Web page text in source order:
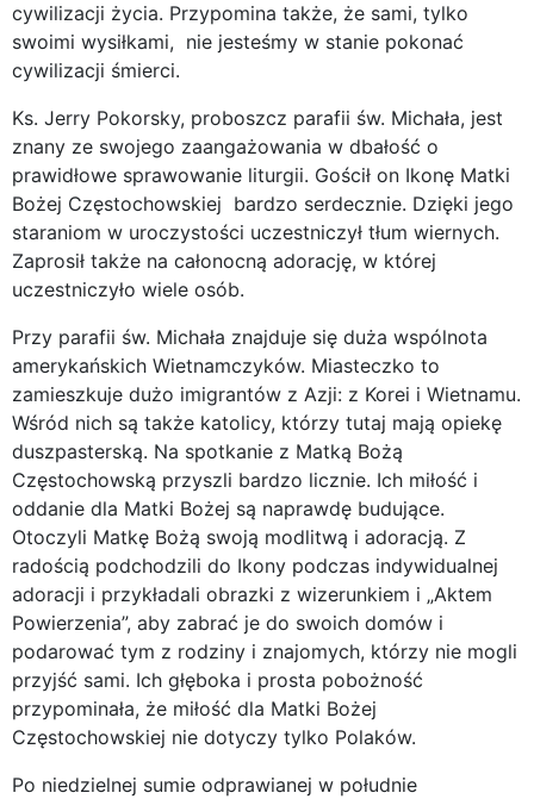
cywilizacji życia. Przypomina także, że sami, tylko
swoimi wysiłkami, nie jesteśmy w stanie pokonać
cywilizacji śmierci.
Ks. Jerry Pokorsky, proboszcz parafii św. Michała, jest
znany ze swojego zaangażowania w dbałość o
prawidłowe sprawowanie liturgii. Gościł on Ikonę Matki
Bożej Częstochowskiej bardzo serdecznie. Dzięki jego
staraniom w uroczystości uczestniczył tłum wiernych.
Zaprosił także na całonocną adorację, w której
uczestniczyło wiele osób.
Przy parafii św. Michała znajduje się duża wspólnota
amerykańskich Wietnamczyków. Miasteczko to
zamieszkuje dużo imigrantów z Azji: z Korei i Wietnamu.
Wśród nich są także katolicy, którzy tutaj mają opiekę
duszpasterską. Na spotkanie z Matką Bożą
Częstochowską przyszli bardzo licznie. Ich miłość i
oddanie dla Matki Bożej są naprawdę budujące.
Otoczyli Matkę Bożą swoją modlitwą i adoracją. Z
radością podchodzili do Ikony podczas indywidualnej
adoracji i przykładali obrazki z wizerunkiem i „Aktem
Powierzenia”, aby zabrać je do swoich domów i
podarować tym z rodziny i znajomych, którzy nie mogli
przyjść sami. Ich głęboka i prosta pobożność
przypominała, że miłość dla Matki Bożej
Częstochowskiej nie dotyczy tylko Polaków.
Po niedzielnej sumie odprawianej w południe